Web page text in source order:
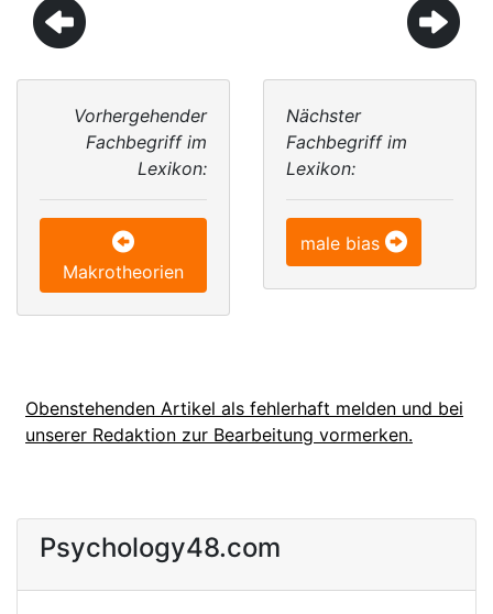
Vorhergehender
Fachbegriff im
Lexikon:
Makrotheorien
Nächster
Fachbegriff im
Lexikon:
male bias
Obenstehenden Artikel als fehlerhaft melden und bei
unserer Redaktion zur Bearbeitung vormerken.
Psychology48.com